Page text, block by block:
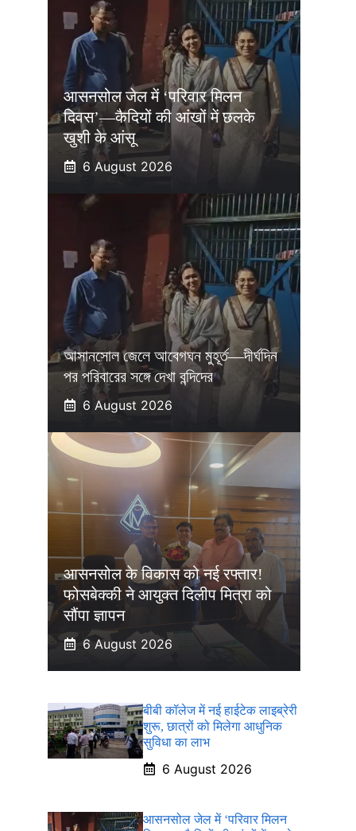
आसनसोल जेल में ‘परिवार मिलन
दिवस’—कैदियों की आंखों में छलके
खुशी के आंसू
6 August 2026
আসানসোল জেলে আবেগঘন মুহূর্ত—দীর্ঘদিন
পর পরিবারের সঙ্গে দেখা বন্দিদের
6 August 2026
आसनसोल के विकास को नई रफ्तार!
फोसबेक्की ने आयुक्त दिलीप मित्रा को
सौंपा ज्ञापन
6 August 2026
बीबी कॉलेज में नई हाईटेक लाइब्रेरी
शुरू, छात्रों को मिलेगा आधुनिक
सुविधा का लाभ
6 August 2026
आसनसोल जेल में ‘परिवार मिलन